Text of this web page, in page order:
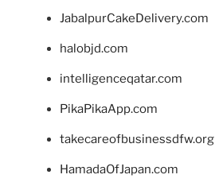
JabalpurCakeDelivery.com
halobjd.com
intelligenceqatar.com
PikaPikaApp.com
takecareofbusinessdfw.org
HamadaOfJapan.com